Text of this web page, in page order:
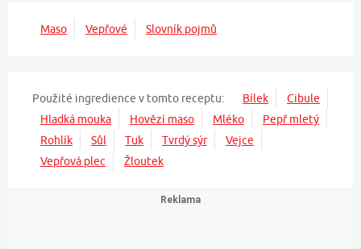
Maso Vepřové Slovník pojmů
Použité ingredience v tomto receptu: Bílek
Cibule
Hladká mouka
Hovězí maso Mléko
Pepř mletý
Rohlík
Sůl Tuk Tvrdý sýr
Vejce
Vepřová plec
Žloutek